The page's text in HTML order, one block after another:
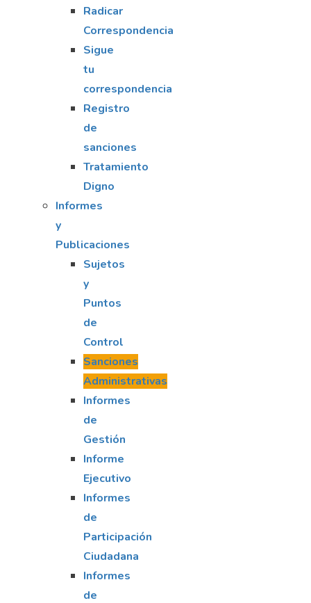
Radicar
Correspondencia
Sigue
tu
correspondencia
Registro
de
sanciones
Tratamiento
Digno
Informes
y
Publicaciones
Sujetos
y
Puntos
de
Control
Sanciones
Administrativas
Informes
de
Gestión
Informe
Ejecutivo
Informes
de
Participación
Ciudadana
Informes
de